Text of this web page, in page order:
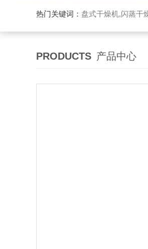
热门关键词： 盘式干燥机,闪蒸干
PRODUCTS 产品中心